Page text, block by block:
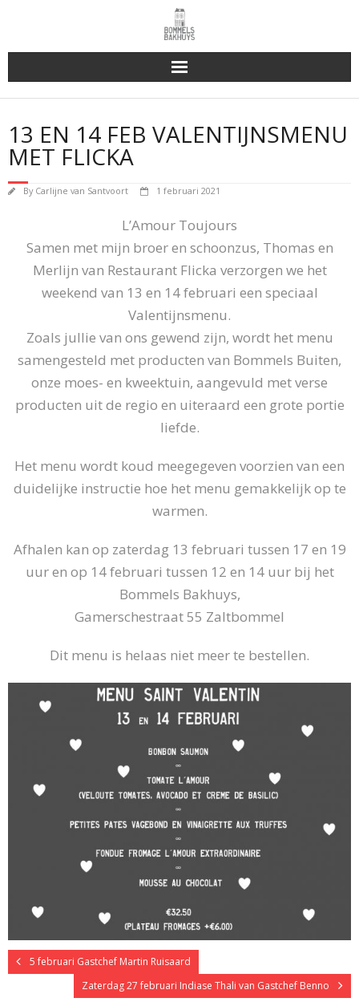
Bakhuys Buiten, verleden heden toekomst
Reserveren & Bestellen
13 EN 14 FEB VALENTIJNSMENU
MET FLICKA
By Carlijne van Santvoort 1 februari 2021
L’Amour Toujours
Samen met mijn broer en schoonzus, Thomas en
Merlijn van Restaurant Flicka verzorgen we het
weekend van 13 en 14 februari een speciaal
Valentijnsmenu.
Zoals jullie van ons gewend zijn, wordt het menu
samengesteld met producten van Bommels Buiten,
onze moes- en kweektuin, aangevuld met verse
producten uit de regio en uiteraard een grote portie
liefde.
Het menu wordt koud meegegeven voorzien van een
duidelijke instructie hoe het menu gemakkelijk op te
warmen.
Afhalen kan op zaterdag 13 februari tussen 17 en 19
uur en op 14 februari tussen 12 en 14 uur bij het
Bommels Bakhuys,
Gamerschestraat 55 Zaltbommel
Dit menu is helaas niet meer te bestellen.
5 februari Gastchef Martin Ruisaard
Zaterdag 27 februari Indiase Thali van Gastchef Benno